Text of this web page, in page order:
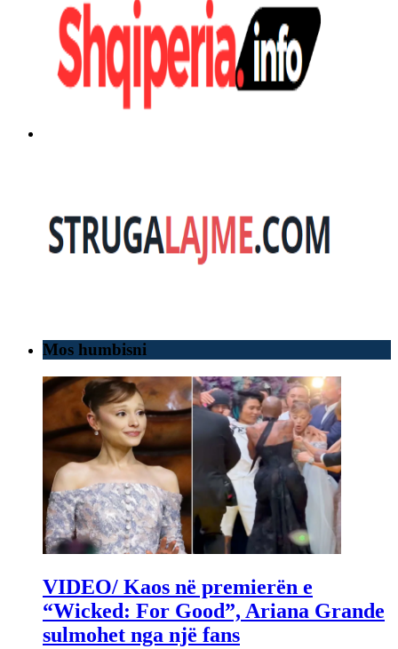
Mos humbisni
VIDEO/ Kaos në premierën e
“Wicked: For Good”, Ariana Grande
sulmohet nga një fans